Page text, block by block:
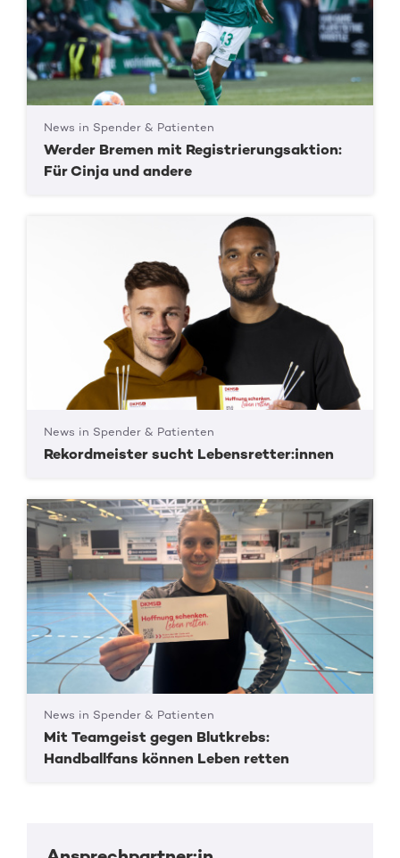
News in Spender & Patienten
Werder Bremen mit Registrierungsaktion:
Für Cinja und andere
News in Spender & Patienten
Rekordmeister sucht Lebensretter:innen
News in Spender & Patienten
Mit Teamgeist gegen Blutkrebs:
Handballfans können Leben retten